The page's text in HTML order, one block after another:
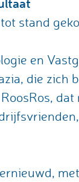
stand
en
die